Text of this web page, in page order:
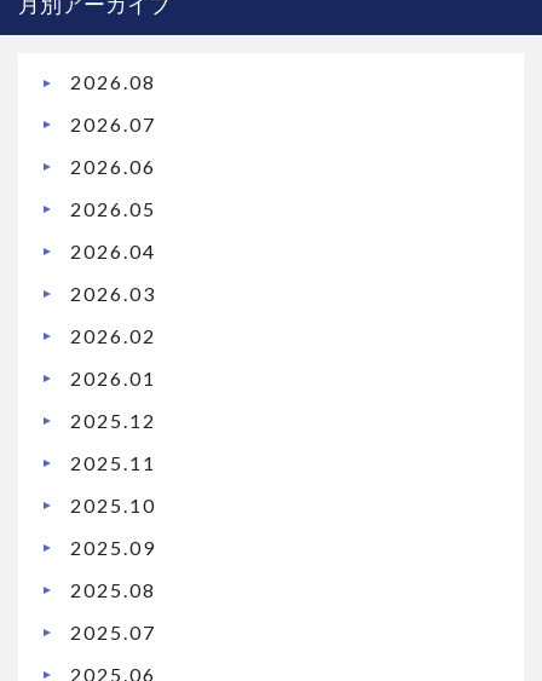
2026.08
2026.07
2026.06
2026.05
2026.04
2026.03
2026.02
2026.01
2025.12
2025.11
2025.10
2025.09
2025.08
2025.07
2025.06